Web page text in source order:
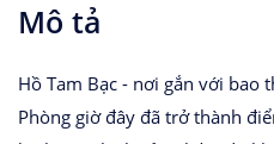
Mô tả
Hồ Tam Bạc - nơi gắn với bao
Phòng giờ đây đã trở thành